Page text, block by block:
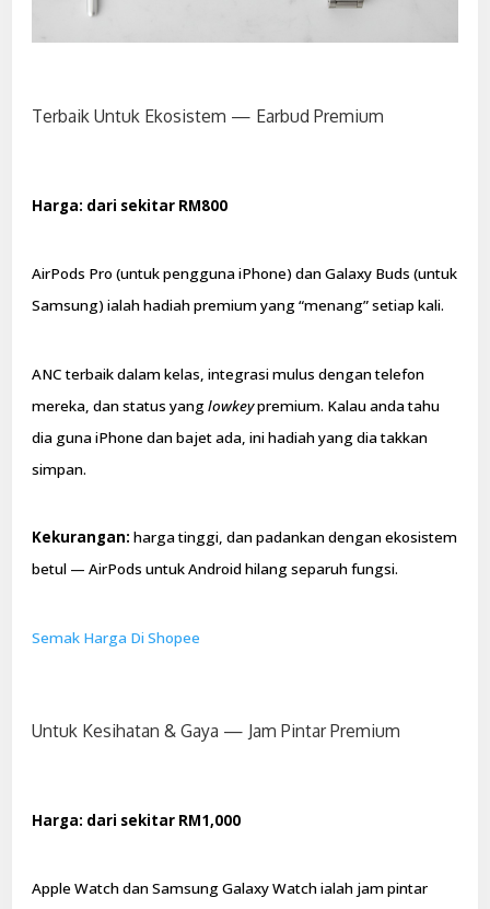
Terbaik Untuk Ekosistem — Earbud Premium
Harga: dari sekitar RM800
AirPods Pro (untuk pengguna iPhone) dan Galaxy Buds (untuk
Samsung) ialah hadiah premium yang “menang” setiap kali.
ANC terbaik dalam kelas, integrasi mulus dengan telefon
mereka, dan status yanglowkeypremium. Kalau anda tahu
dia guna iPhone dan bajet ada, ini hadiah yang dia takkan
simpan.
Kekurangan: harga tinggi, dan padankan dengan ekosistem
betul — AirPods untuk Android hilang separuh fungsi.
Semak Harga Di Shopee
Untuk Kesihatan & Gaya — Jam Pintar Premium
Harga: dari sekitar RM1,000
Apple Watch dan Samsung Galaxy Watch ialah jam pintar